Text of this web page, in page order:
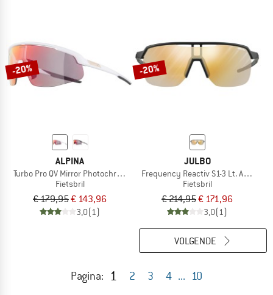
-20%
ALPINA
Turbo Pro QV Mirror Photochromic S1-3
Fietsbril
€ 179,95€ 143,96
3,0(1)
-20%
JULBO
Frequency Reactiv S1-3 Lt. Amplifier
Fietsbril
€ 214,95€ 171,96
3,0(1)
Pagina: 1 2 3 4 ... 10
VOLGENDE